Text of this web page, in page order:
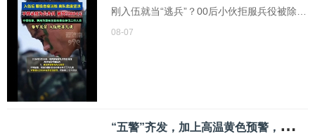
刚入伍就当“逃兵”？00后小伙拒服兵役被除
名，2年升学禁令+近4万罚单，这代价太沉
08-07
“
五警”齐发，加上高温黄色预警，北京目前“六警”生效中 热浪席卷全城